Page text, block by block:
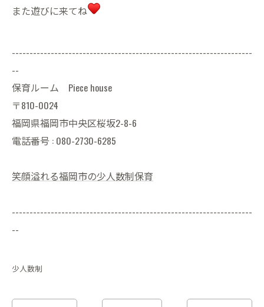
また遊びに来てね
--------------------------------------------------------------------
--
保育ルーム Piece house
〒810-0024
福岡県福岡市中央区桜坂2-8-6
電話番号 : 080-2730-6285
笑顔溢れる福岡市の少人数制保育
--------------------------------------------------------------------
--
少人数制